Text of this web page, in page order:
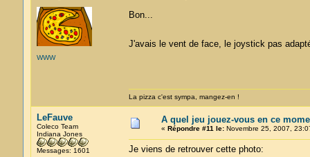
WWW
Bon...
J'avais le vent de face, le joystick pas
La pizza c'est sympa, mangez-en !
LeFauve
Coleco Team
Indiana Jones
Messages: 1601
A quel jeu jouez-vous en ce
« Répondre #11 le:Novembre 25, 2007,
Je viens de retrouver cette photo: